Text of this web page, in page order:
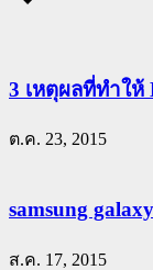
3 เหตุผลที่ทำใ
ต.ค. 23, 2015
samsung
ส.ค. 17, 2015